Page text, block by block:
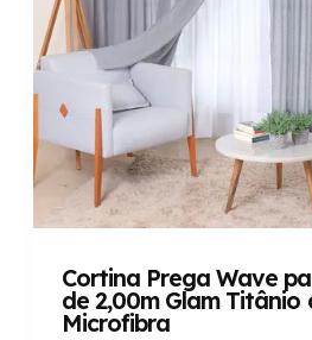
Cortina Prega Wave
de 2,00m Glam Titânio
Microfibra